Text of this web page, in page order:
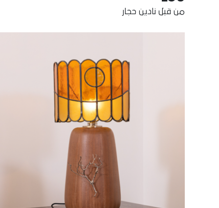
من قبل نادين حجار